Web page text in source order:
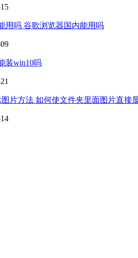
用吗 谷歌浏览器国内能用吗
装win10吗
片方法 如何使文件夹里面图片直接